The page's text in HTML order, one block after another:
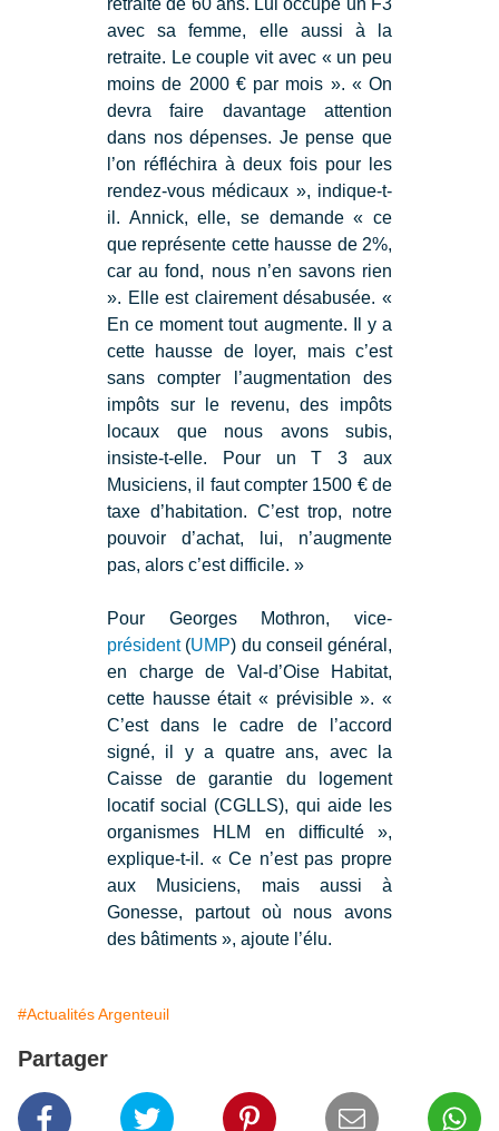
retraité de 60 ans. Lui occupe un F3
avec sa femme, elle aussi à la
retraite. Le couple vit avec « un peu
moins de 2000 € par mois ». « On
devra faire davantage attention
dans nos dépenses. Je pense que
l’on réfléchira à deux fois pour les
rendez-vous médicaux », indique-t-
il. Annick, elle, se demande « ce
que représente cette hausse de 2%,
car au fond, nous n’en savons rien
». Elle est clairement désabusée. «
En ce moment tout augmente. Il y a
cette hausse de loyer, mais c’est
sans compter l’augmentation des
impôts sur le revenu, des impôts
locaux que nous avons subis,
insiste-t-elle. Pour un T 3 aux
Musiciens, il faut compter 1500 € de
taxe d’habitation. C’est trop, notre
pouvoir d’achat, lui, n’augmente
pas, alors c’est difficile. »
Pour Georges Mothron, vice-
président(UMP) du conseil général,
en charge de Val-d’Oise Habitat,
cette hausse était « prévisible ». «
C’est dans le cadre de l’accord
signé, il y a quatre ans, avec la
Caisse de garantie du logement
locatif social (CGLLS), qui aide les
organismes HLM en difficulté »,
explique-t-il. « Ce n’est pas propre
aux Musiciens, mais aussi à
Gonesse, partout où nous avons
des bâtiments », ajoute l’élu.
#Actualités Argenteuil
Partager